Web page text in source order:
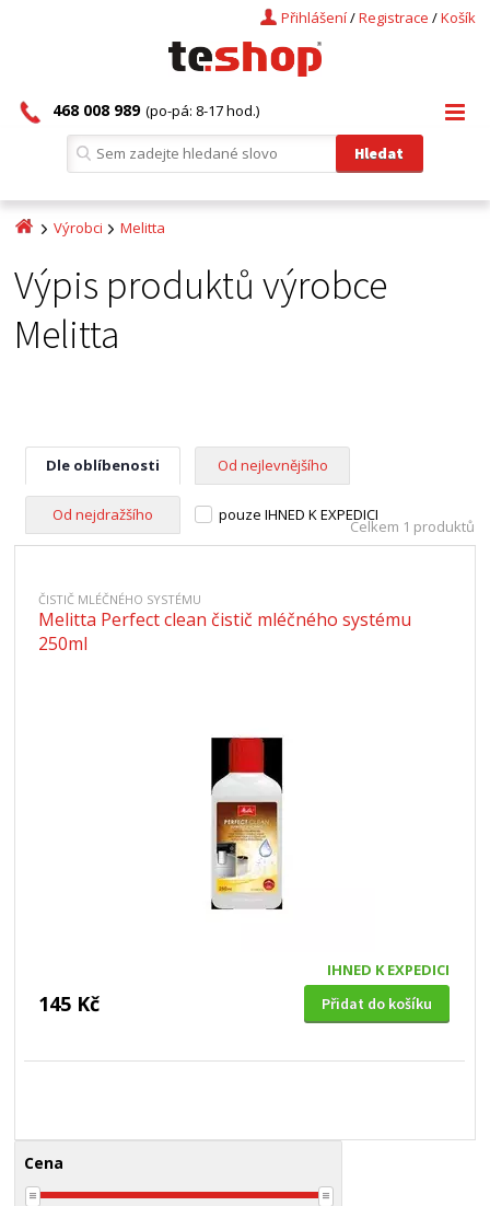
Košík
/
Registrace
/
Přihlášení
468 008 989 (po-pá: 8-17 hod.)
Výrobci Melitta
Výpis produktů výrobce
Melitta
Dle oblíbenosti Od nejlevnějšího
Od nejdražšího pouze IHNED K EXPEDICI
Celkem 1 produktů
ČISTIČ MLÉČNÉHO SYSTÉMU
Melitta Perfect clean čistič mléčného systému
250ml
IHNED K EXPEDICI
145 Kč Přidat do košíku
Cena